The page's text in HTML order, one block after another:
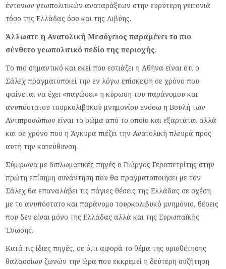
έντονων γεωπολιτικών αναταράξεων στην ευρύτερη γειτονιά
τόσο της Ελλάδας όσο και της Λιβύης.
Άλλωστε η Ανατολική Μεσόγειος παραμένει το πιο
σύνθετο γεωπολιτικό πεδίο της περιοχής.
Το πιο σημαντικό και εκεί που εστιάζει η Αθήνα είναι ότι ο
Σάλεχ πραγματοποιεί την εν λόγω επίσκεψη σε χρόνο που
φαίνεται να έχει «παγώσει» η κύρωση του παράνομου και
ανυπόστατου τουρκολιβυκού μνημονίου ενόσω η Βουλή των
Αντιπροσώπων είναι το σώμα από το οποίο και εξαρτάται αλλά
και σε χρόνο που η Άγκυρα πιέζει την Ανατολική πλευρά προς
αυτή την κατεύθυνση.
Σύμφωνα με διπλωματικές πηγές ο Γιώργος Γεραπετρίτης στην
πρώτη επίσημη συνάντηση που θα πραγματοποιήσει με τον
Σάλεχ θα επαναλάβει τις πάγιες θέσεις της Ελλάδας σε σχέση
με το ανυπόστατο και παράνομο τουρκολιβυκό μνημόνιο, θέσεις
που δεν είναι μόνο της Ελλάδας αλλά και της Ευρωπαϊκής
Ένωσης.
Κατά τις ίδιες πηγές, σε ό,τι αφορά το θέμα της οριοθέτησης
θαλασσίων ζωνών την ώρα που εκκρεμεί η δεύτερη συζήτηση